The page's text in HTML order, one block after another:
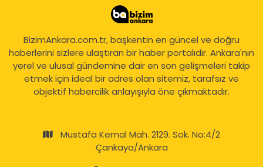
BizimAnkara.com.tr, başkentin en güncel ve doğru
haberlerini sizlere ulaştıran bir haber portalıdır. Ankara'nın
yerel ve ulusal gündemine dair en son gelişmeleri takip
etmek için ideal bir adres olan sitemiz, tarafsız ve
objektif habercilik anlayışıyla öne çıkmaktadır.
Mustafa Kemal Mah. 2129. Sok. No:4/2
Çankaya/Ankara